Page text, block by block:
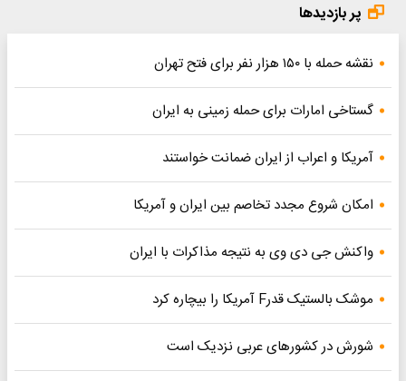
پر بازدیدها
نقشه حمله با ۱۵۰ هزار نفر برای فتح تهران
گستاخی امارات برای حمله زمینی به ایران
آمریکا و اعراب از ایران ضمانت خواستند
امکان شروع مجدد تخاصم‌ بین ایران و آمریکا
واکنش جی دی وی به نتیجه مذاکرات با ایران
موشک بالستیک قدرF آمریکا را بیچاره کرد
شورش در کشورهای عربی نزدیک است